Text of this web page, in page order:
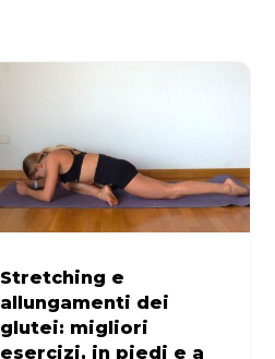
Stretching e
allungamenti dei
glutei: migliori
esercizi, in piedi e a